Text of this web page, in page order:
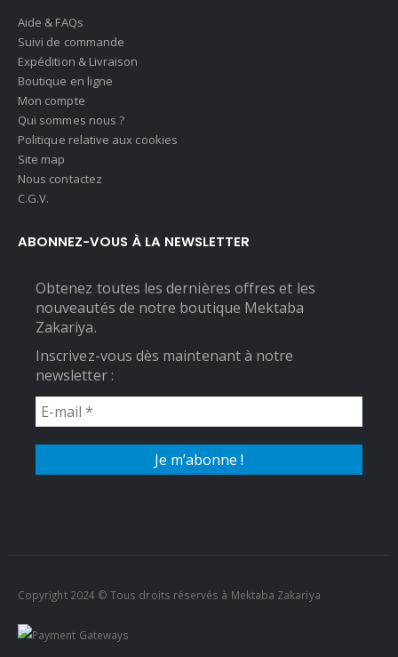
Aide & FAQs
Suivi de commande
Expédition & Livraison
Boutique en ligne
Mon compte
Qui sommes nous ?
Politique relative aux cookies
Site map
Nous contactez
C.G.V.
ABONNEZ-VOUS À LA NEWSLETTER
Obtenez toutes les dernières offres et les
nouveautés de notre boutique Mektaba
Zakariya.
Inscrivez-vous dès maintenant à notre
newsletter :
Copyright 2024 © Tous droits réservés à Mektaba Zakariya